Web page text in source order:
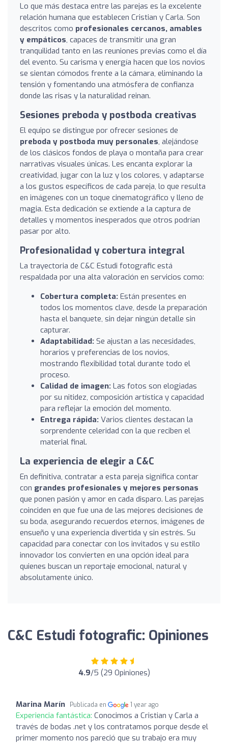
Lo que más destaca entre las parejas es la excelente
relación humana que establecen Cristian y Carla. Son
descritos como profesionales cercanos, amables
y empáticos, capaces de transmitir una gran
tranquilidad tanto en las reuniones previas como el día
del evento. Su carisma y energía hacen que los novios
se sientan cómodos frente a la cámara, eliminando la
tensión y fomentando una atmósfera de confianza
donde las risas y la naturalidad reinan.
Sesiones preboda y postboda creativas
El equipo se distingue por ofrecer sesiones de
preboda y postboda muy personales, alejándose
de los clásicos fondos de playa o montaña para crear
narrativas visuales únicas. Les encanta explorar la
creatividad, jugar con la luz y los colores, y adaptarse
a los gustos específicos de cada pareja, lo que resulta
en imágenes con un toque cinematográfico y lleno de
magia. Esta dedicación se extiende a la captura de
detalles y momentos inesperados que otros podrían
pasar por alto.
Profesionalidad y cobertura integral
La trayectoria de C&C Estudi fotografic está
respaldada por una alta valoración en servicios como:
Cobertura completa: Están presentes en
todos los momentos clave, desde la preparación
hasta el banquete, sin dejar ningún detalle sin
capturar.
Adaptabilidad: Se ajustan a las necesidades,
horarios y preferencias de los novios,
mostrando flexibilidad total durante todo el
proceso.
Calidad de imagen: Las fotos son elogiadas
por su nitidez, composición artística y capacidad
para reflejar la emoción del momento.
Entrega rápida: Varios clientes destacan la
sorprendente celeridad con la que reciben el
material final.
La experiencia de elegir a C&C
En definitiva, contratar a esta pareja significa contar
con grandes profesionales y mejores personas
que ponen pasión y amor en cada disparo. Las parejas
coinciden en que fue una de las mejores decisiones de
su boda, asegurando recuerdos eternos, imágenes de
ensueño y una experiencia divertida y sin estrés. Su
capacidad para conectar con los invitados y su estilo
innovador los convierten en una opción ideal para
quienes buscan un reportaje emocional, natural y
absolutamente único.
C&C Estudi fotografic: Opiniones
4.9/5 (29 Opiniones)
Marina Marín Publicada en 1 year ago
Experiencia fantástica: Conocimos a Cristian y Carla a
través de bodas .net y los contratamos porque desde el
primer momento nos pareció que su trabajo era muy